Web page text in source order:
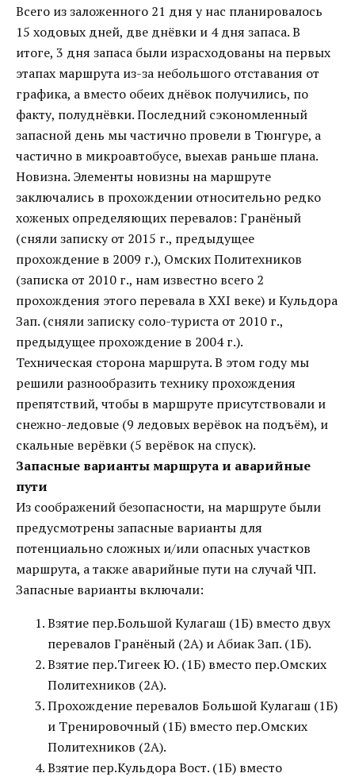
Всего из заложенного 21 дня у нас планировалось
15 ходовых дней, две днёвки и 4 дня запаса. В
итоге, 3 дня запаса были израсходованы на первых
этапах маршрута из-за небольшого отставания от
графика, а вместо обеих днёвок получились, по
факту, полуднёвки. Последний сэкономленный
запасной день мы частично провели в Тюнгуре, а
частично в микроавтобусе, выехав раньше плана.
Новизна. Элементы новизны на маршруте
заключались в прохождении относительно редко
хоженых определяющих перевалов: Гранёный
(сняли записку от 2015 г., предыдущее
прохождение в 2009 г.), Омских Политехников
(записка от 2010 г., нам известно всего 2
прохождения этого перевала в XXI веке) и Кульдора
Зап. (сняли записку соло-туриста от 2010 г.,
предыдущее прохождение в 2004 г.).
Техническая сторона маршрута. В этом году мы
решили разнообразить технику прохождения
препятствий, чтобы в маршруте присутствовали и
снежно-ледовые (9 ледовых верёвок на подъём), и
скальные верёвки (5 верёвок на спуск).
Запасные варианты маршрута и аварийные
пути
Из соображений безопасности, на маршруте были
предусмотрены запасные варианты для
потенциально сложных и/или опасных участков
маршрута, а также аварийные пути на случай ЧП.
Запасные варианты включали:
Взятие пер.Большой Кулагаш (1Б) вместо двух
перевалов Гранёный (2А) и Абиак Зап. (1Б).
Взятие пер.Тигеек Ю. (1Б) вместо пер.Омских
Политехников (2А).
Прохождение перевалов Большой Кулагаш (1Б)
и Тренировочный (1Б) вместо пер.Омских
Политехников (2А).
Взятие пер.Кульдора Вост. (1Б) вместо